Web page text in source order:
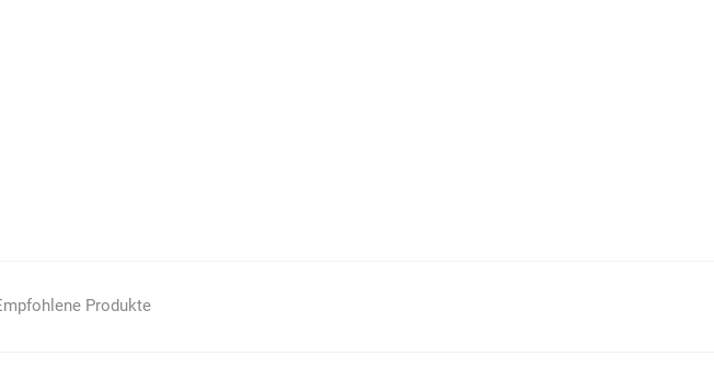
Produkte